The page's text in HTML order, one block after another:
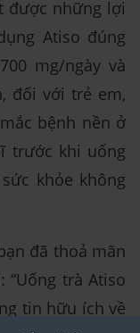
được những lợi
Atiso đúng
mg/ngày và
đối với trẻ em,
bệnh nền ở
trước khi uống
khỏe không
đã thoả mãn
“Uống trà Atiso
tin hữu ích về